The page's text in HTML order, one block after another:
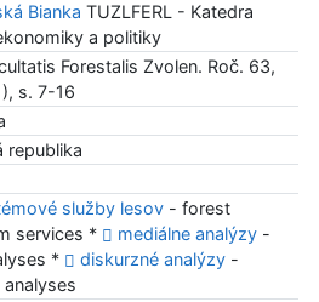
Bianka TUZLFERL - Katedra
a politiky
Forestalis Zvolen. Roč. 63,
s. 7-16
republika
služby lesov- forest
services *
mediálne analýzy-
*
diskurzné analýzy-